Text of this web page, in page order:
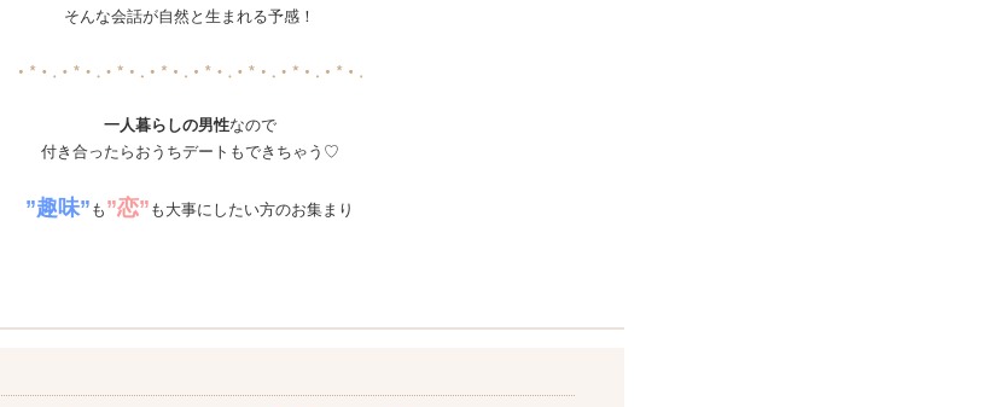
そんな会話が自然と生まれる予感！
一人暮らしの男性なので
付き合ったらおうちデートもできちゃう♡
”趣味” も ”恋” も大事にしたい方のお集まり